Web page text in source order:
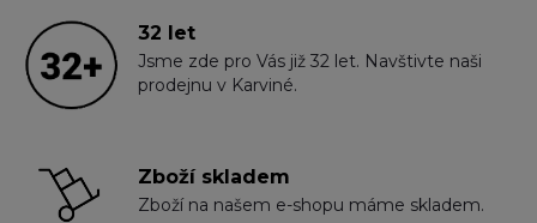
32 let
Jsme zde pro Vás již 32 let. Navštivte naši
prodejnu v Karviné.
Zboží skladem
Zboží na našem e-shopu máme skladem.